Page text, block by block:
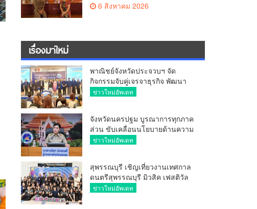
ดีพอ ให้เกียรติเป็นประธาน
6 สิงหาคม 2026
เรื่องมาใหม่
พาณิชย์จังหวัดประจวบฯ จัด
กิจกรรมจับคู่เจรจาธุรกิจ พัฒนา
ศักยภาพ ผู้ประกอบการ ขยายช่อง
ข่าวใหม่อัพเดท
จังหวัดนครปฐม บูรณาการทุกภาค
ส่วน ขับเคลื่อนนโยบายด้านความ
มั่นคง ยกระดับการป้องกัน
ข่าวใหม่อัพเดท
สุพรรณบุรี เชิญเที่ยวงานเทศกาล
ดนตรีสุพรรณบุรี มิวสิค เฟสติวัล
มันส์ เหน่อมาก
ข่าวใหม่อัพเดท